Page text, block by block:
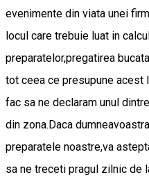
evenimente din viata unei
locul care trebuie luat in
preparatelor,pregatirea
tot ceea ce presupune acest
fac sa ne declaram unul
din zona.Daca
preparatele noastre,va
sa ne treceti pragul zilnic de